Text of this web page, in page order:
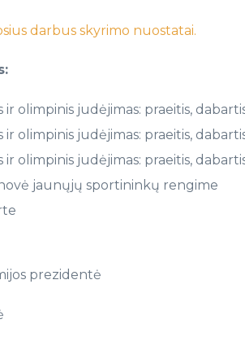
darbus skyrimo nuostatai.
ir olimpinis judėjimas: praeitis,
olimpinis judėjimas: praeitis,
ir olimpinis judėjimas: praeitis,
jaunųjų sportininkų rengime
prezidentė